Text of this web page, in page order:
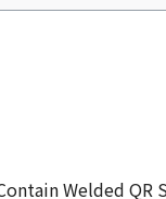
Welded QR